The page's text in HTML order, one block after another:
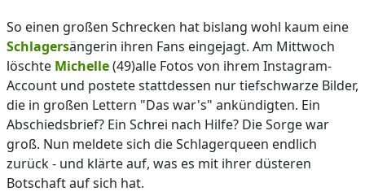
So einen großen Schrecken hat bislang wohl kaum eine
Schlagersängerin ihren Fans eingejagt. Am Mittwoch
löschte Michelle(49)alle Fotos von ihrem Instagram-
Account und postete stattdessen nur tiefschwarze Bilder,
die in großen Lettern "Das war's" ankündigten. Ein
Abschiedsbrief? Ein Schrei nach Hilfe? Die Sorge war
groß. Nun meldete sich die Schlagerqueen endlich
zurück - und klärte auf, was es mit ihrer düsteren
Botschaft auf sich hat.